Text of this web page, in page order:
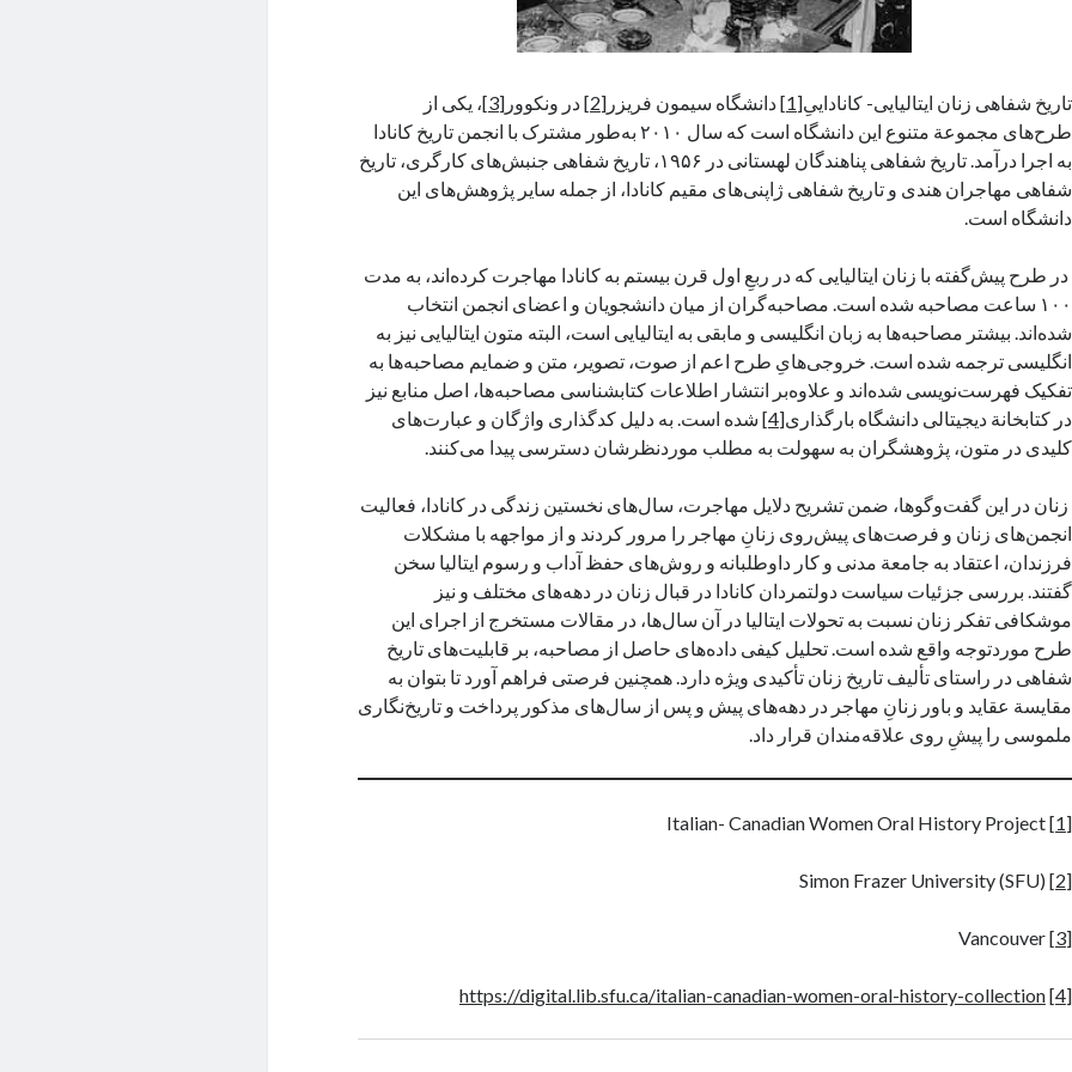
تاریخ شفاهی زنان ایتالیایی- کاناداییِ[1] دانشگاه سیمون فریزر[2] در ونکوور[3]
، یکی از
طرح‌های مجموعة متنوع این دانشگاه است که سال ۲۰۱۰ به‌طور مشترک با انجمن تاریخ کانادا
به اجرا درآمد. تاریخ شفاهی پناهندگان لهستانی در ۱۹۵۶، تاریخ شفاهی جنبش‌های کارگری، تاریخ
شفاهی مهاجران هندی و تاریخ شفاهی ژاپنی‌های مقیم کانادا، از جمله سایر پژوهش‌های این
دانشگاه است.
در طرح پیش‌گفته با زنان ایتالیایی که در ربعِ اول قرن بیستم به کانادا مهاجرت کرده‌اند، به مدت
۱۰۰ ساعت مصاحبه شده است. مصاحبه‌گران از میان دانشجویان و اعضای انجمن انتخاب
شده‌اند. بیشتر مصاحبه‌ها به زبان انگلیسی و مابقی به ایتالیایی است، البته متون ایتالیایی نیز به
انگلیسی ترجمه شده است. خروجی‌هایِ طرح اعم از صوت، تصویر، متن و ضمایم مصاحبه‌ها به
تفکیک فهرست‌نویسی شده‌اند و علاوه‌بر انتشار اطلاعات کتابشناسی مصاحبه‌ها، اصل منابع نیز
در کتابخانة دیجیتالی دانشگاه بارگذاری[4]
شده است. به دلیل کدگذاری واژگان و عبارت‌های
کلیدی در متون، پژوهشگران به سهولت به مطلب موردنظرشان دسترسی پیدا می‌کنند.
زنان در این گفت‌وگوها، ضمن تشریح دلایل مهاجرت، سال‌های نخستین زندگی در کانادا، فعالیت
انجمن‌های زنان و فرصت‌های پیش‌روی زنانِ مهاجر را مرور کردند و از مواجهه با مشکلات
فرزندان، اعتقاد به جامعة مدنی و کار داوطلبانه و روش‌های حفظ آداب و رسوم ایتالیا سخن
گفتند. بررسی جزئیات سیاست دولتمردان کانادا در قبال زنان در دهه‌های مختلف و نیز
موشکافی تفکر زنان نسبت به تحولات ایتالیا در آن سال‌ها، در مقالات مستخرج از اجرای این
طرح موردتوجه واقع شده است. تحلیل کیفی داده‌های حاصل از مصاحبه، بر قابلیت‌های تاریخ
شفاهی در راستای تألیف تاریخ زنان تأکیدی ویژه دارد. همچنین فرصتی فراهم آورد تا بتوان به
مقایسة عقاید و باور زنانِ مهاجر در دهه‌های پیش و پس از سال‌های مذکور پرداخت و تاریخ‌نگاری
ملموسی را پیشِ روی علاقه‌مندان قرار داد.
[1]
Italian- Canadian Women Oral History Project
[2]
[3]
Vancouver
[4]
https://digital.lib.sfu.ca/italian-canadian-women-oral-history-collection